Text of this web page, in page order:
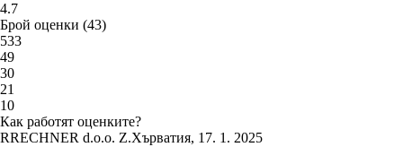
4.7
Брой оценки (43)
533
49
30
21
10
Как работят оценките?
RRECHNER d.o.o. Z.Хърватия, 17. 1. 2025